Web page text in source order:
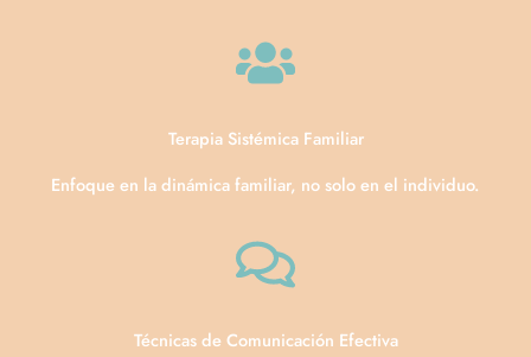
Terapia Sistémica Familiar
Enfoque en la dinámica familiar, no solo en el individuo.
Técnicas de Comunicación Efectiva